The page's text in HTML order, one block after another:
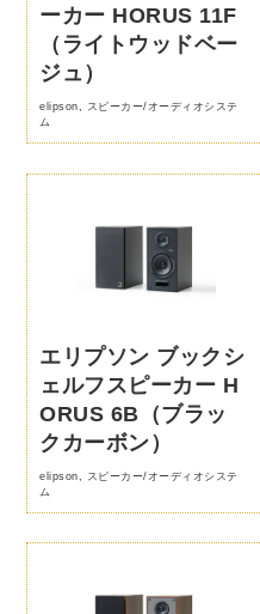
ーカー HORUS 11F
（ライトウッドベー
ジュ）
elipson
スピーカー/オーディオシステ
ム
エリプソン ブックシ
ェルフスピーカー H
ORUS 6B（ブラッ
クカーボン）
elipson
スピーカー/オーディオシステ
ム